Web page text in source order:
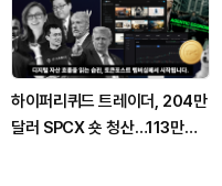
하이퍼리퀴드 트레이더, 204만
달러 SPCX 숏 청산…113만달